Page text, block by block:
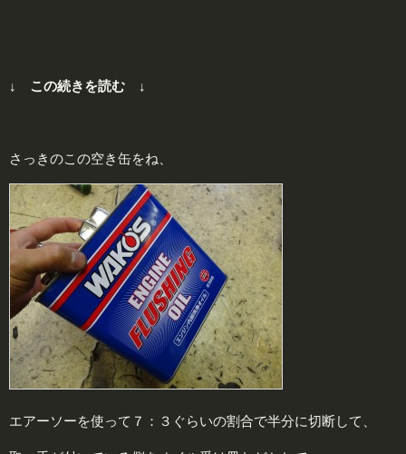
↓ この続きを読む ↓
さっきのこの空き缶をね、
エアーソーを使って７：３ぐらいの割合で半分に切断して、